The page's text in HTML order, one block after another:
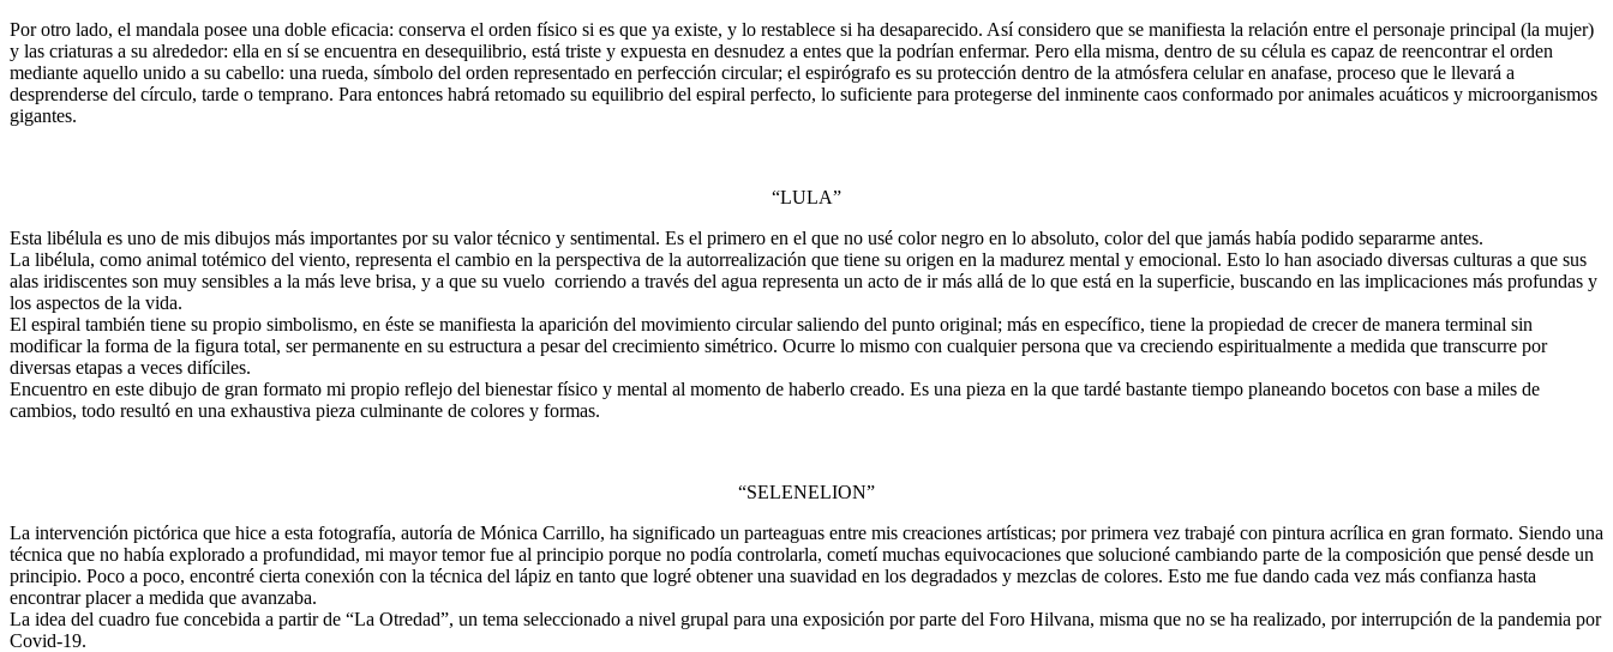
Por otro lado, el mandala posee una doble eficacia: conserva el orden físico si es que ya existe, y lo restablece si ha desaparecido. Así considero que se manifiesta la relación entre el personaje principal (la mujer)
y las criaturas a su alrededor: ella en sí se encuentra en desequilibrio, está triste y expuesta en desnudez a entes que la podrían enfermar. Pero ella misma, dentro de su célula es capaz de reencontrar el orden
mediante aquello unido a su cabello: una rueda, símbolo del orden representado en perfección circular; el espirógrafo es su protección dentro de la atmósfera celular en anafase, proceso que le llevará a
desprenderse del círculo, tarde o temprano. Para entonces habrá retomado su equilibrio del espiral perfecto, lo suficiente para protegerse del inminente caos conformado por animales acuáticos y microorganismos
gigantes.
“LULA”
Esta libélula es uno de mis dibujos más importantes por su valor técnico y sentimental. Es el primero en el que no usé color negro en lo absoluto, color del que jamás había podido separarme antes.
La libélula, como animal totémico del viento, representa el cambio en la perspectiva de la autorrealización que tiene su origen en la madurez mental y emocional. Esto lo han asociado diversas culturas a que sus
alas iridiscentes son muy sensibles a la más leve brisa, y a que su vuelo corriendo a través del agua representa un acto de ir más allá de lo que está en la superficie, buscando en las implicaciones más profundas y
los aspectos de la vida.
El espiral también tiene su propio simbolismo, en éste se manifiesta la aparición del movimiento circular saliendo del punto original; más en específico, tiene la propiedad de crecer de manera terminal sin
modificar la forma de la figura total, ser permanente en su estructura a pesar del crecimiento simétrico. Ocurre lo mismo con cualquier persona que va creciendo espiritualmente a medida que transcurre por
diversas etapas a veces difíciles.
Encuentro en este dibujo de gran formato mi propio reflejo del bienestar físico y mental al momento de haberlo creado. Es una pieza en la que tardé bastante tiempo planeando bocetos con base a miles de
cambios, todo resultó en una exhaustiva pieza culminante de colores y formas.
“SELENELION”
La intervención pictórica que hice a esta fotografía, autoría de Mónica Carrillo, ha significado un parteaguas entre mis creaciones artísticas; por primera vez trabajé con pintura acrílica en gran formato. Siendo una
técnica que no había explorado a profundidad, mi mayor temor fue al principio porque no podía controlarla, cometí muchas equivocaciones que solucioné cambiando parte de la composición que pensé desde un
principio. Poco a poco, encontré cierta conexión con la técnica del lápiz en tanto que logré obtener una suavidad en los degradados y mezclas de colores. Esto me fue dando cada vez más confianza hasta
encontrar placer a medida que avanzaba.
La idea del cuadro fue concebida a partir de “La Otredad”, un tema seleccionado a nivel grupal para una exposición por parte del Foro Hilvana, misma que no se ha realizado, por interrupción de la pandemia por
Covid-19.